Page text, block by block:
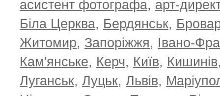
асистент фотографа, арт-
Біла Церква, Бердянськ,
Житомир, Запоріжжя, Івано-
Кам'янське, Керч, Київ, Кишинів
Луганськ, Луцьк, Львів,